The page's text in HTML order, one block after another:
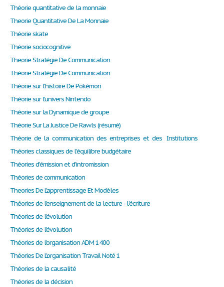
Théorie quantitative de la monnaie
Theorie Quantitative De La Monnaie
Théorie skate
Théorie sociocognitive
Theorie Stratégie De Communication
Théorie Stratégie De Communication
Théorie sur l'histoire De Pokémon
Théorie sur l'univers Nintendo
Théorie sur la Dynamique de groupe
Théorie Sur La Justice De Rawls (résumé)
Théorie de la communication des entreprises et des Institutions
Théories classiques de l'équilibre budgétaire
Théories d'émission et d'intromission
Théories de communication
Theories De L'apprentissage Et Modèles
Théories de l'enseignement de la lecture - l'écriture
Théories de l'évolution
Théories de l'évolution
Théories de l'organisation ADM 1400
Théories De L'organisation Travail Noté 1
Théories de la causalité
Théories de la décision